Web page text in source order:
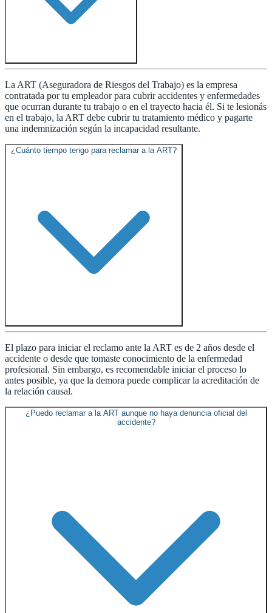
La ART (Aseguradora de Riesgos del Trabajo) es la empresa
contratada por tu empleador para cubrir accidentes y enfermedades
que ocurran durante tu trabajo o en el trayecto hacia él. Si te lesionás
en el trabajo, la ART debe cubrir tu tratamiento médico y pagarte
una indemnización según la incapacidad resultante.
El plazo para iniciar el reclamo ante la ART es de 2 años desde el
accidente o desde que tomaste conocimiento de la enfermedad
profesional. Sin embargo, es recomendable iniciar el proceso lo
antes posible, ya que la demora puede complicar la acreditación de
la relación causal.
¿Puedo reclamar a la ART aunque no haya denuncia oficial del
accidente?